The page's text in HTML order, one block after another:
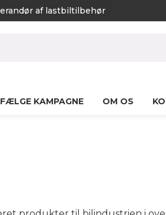
af lastbiltilbehør
FÆLGE KAMPAGNE OM OS